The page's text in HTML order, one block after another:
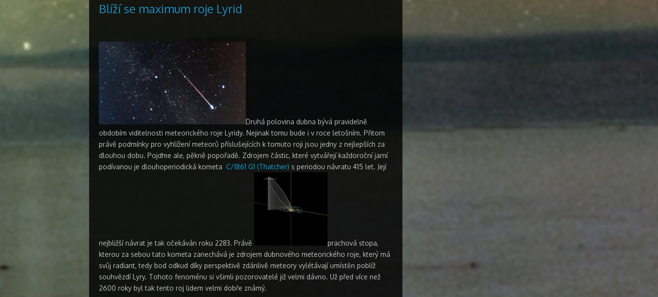
Blíží se maximum roje Lyrid
Druhá polovina dubna bývá pravidelně
obdobím viditelnosti meteorického roje Lyridy. Nejinak tomu bude i v roce letošním. Přitom
právě podmínky pro vyhlížení meteorů příslušejících k tomuto roji jsou jedny z nejlepších za
dlouhou dobu. Pojďme ale, pěkně popořadě. Zdrojem částic, které vytvářejí každoroční jarní
podívanou je dlouhoperiodická kometa C/1861 G1 (Thatcher) s periodou návratu 415 let. Její
nejbližší návrat je tak očekáván roku 2283. Právě
prachová stopa,
kterou za sebou tato kometa zanechává je zdrojem dubnového meteorického roje, který má
svůj radiant, tedy bod odkud díky perspektivě zdánlivě meteory vylétávají umístěn poblíž
souhvězdí Lyry. Tohoto fenoménu si všimli pozorovatelé již velmi dávno. Už před více než
2600 roky byl tak tento roj lidem velmi dobře známý.